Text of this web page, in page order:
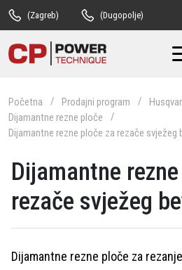
(Zagreb) (Dugopolje)
Početna Prodajni program
Dijamantne rezne ploče
Dijamantne rezne ploče za rezače svježeg
Dijamantne
rezače svježeg
Dijamantne rezne ploče za